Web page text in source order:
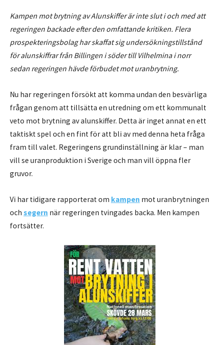
Kampen mot brytning av Alunskiffer är inte slut i och med att
regeringen backade efter den omfattande kritiken. Flera
prospekteringsbolag har skaffat sig undersökningstillstånd
för alunskiffrar från Billingen i söder till Vilhelmina i norr
sedan regeringen hävde förbudet mot uranbrytning.
Nu har regeringen försökt att komma undan den besvärliga
frågan genom att tillsätta en utredning om ett kommunalt
veto mot brytning av alunskiffer. Detta är inget annat en ett
taktiskt spel och en fint för att bli av med denna heta fråga
fram till valet. Regeringens grundinställning är klar – man
vill se uranproduktion i Sverige och man vill öppna fler
gruvor.
Vi har tidigare rapporterat om kampen mot uranbrytningen
och segern när regeringen tvingades backa. Men kampen
fortsätter.